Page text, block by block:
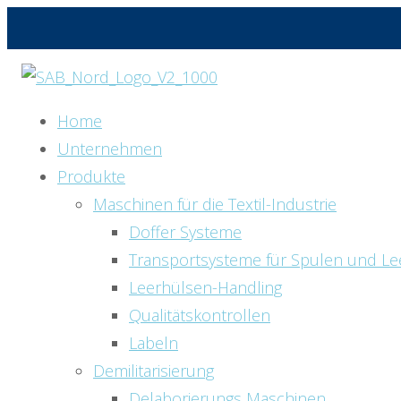
Home
Unternehmen
Produkte
Maschinen für die Textil-Industrie
Doffer Systeme
Transportsysteme für Spulen und
Leerhülsen-Handling
Qualitätskontrollen
Labeln
Demilitarisierung